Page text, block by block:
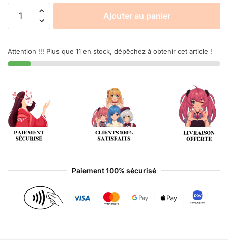
Ajouter au panier
Attention !!! Plus que 11 en stock, dépêchez à obtenir cet article !
Paiement 100% sécurisé